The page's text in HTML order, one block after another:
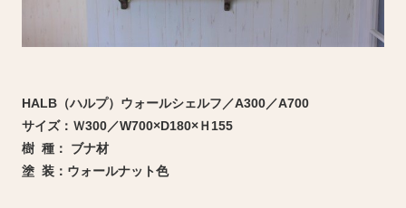
HALB（ハルプ）ウォールシェルフ／A300／A700
サイズ：Ｗ300／W700×D180×Ｈ155
樹 種： ブナ材
塗 装：ウォールナット色